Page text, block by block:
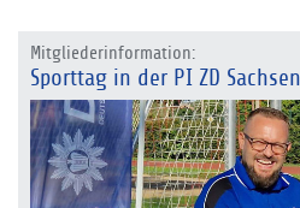
Mitgliederinformation:
Sporttag in der PI ZD